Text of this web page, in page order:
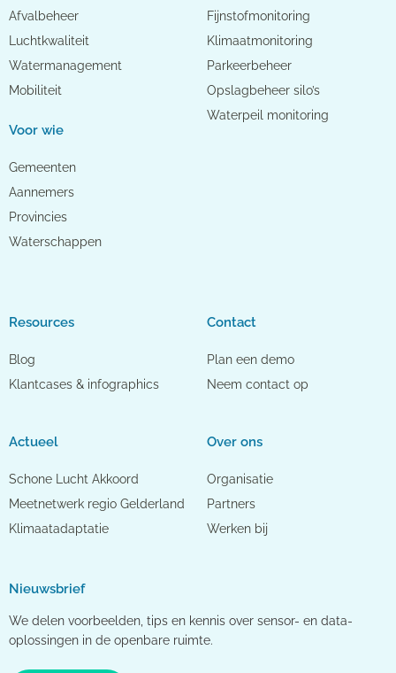
Afvalbeheer
Luchtkwaliteit
Watermanagement
Mobiliteit
Voor wie
Gemeenten
Aannemers
Provincies
Waterschappen
Fijnstofmonitoring
Klimaatmonitoring
Parkeerbeheer
Opslagbeheer silo’s
Waterpeil monitoring
Resources
Blog
Klantcases & infographics
Actueel
Schone Lucht Akkoord
Meetnetwerk regio Gelderland
Klimaatadaptatie
Contact
Plan een demo
Neem contact op
Over ons
Organisatie
Partners
Werken bij
Nieuwsbrief
We delen voorbeelden, tips en kennis over sensor- en data-
oplossingen in de openbare ruimte.